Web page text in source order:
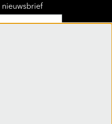
nieuwsbrief